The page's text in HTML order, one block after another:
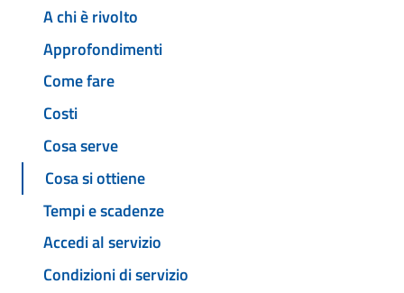
A chi è rivolto
Approfondimenti
Come fare
Costi
Cosa serve
Cosa si ottiene
Tempi e scadenze
Accedi al servizio
Condizioni di servizio